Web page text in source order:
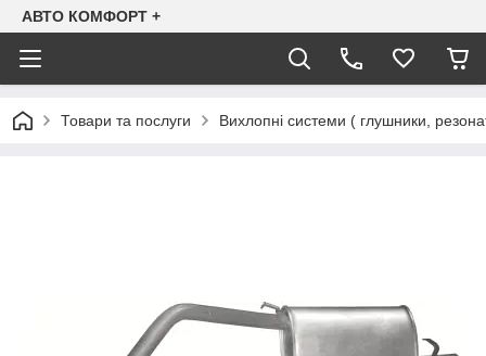
АВТО КОМФОРТ +
Товари та послуги Вихлопні системи ( глушники,